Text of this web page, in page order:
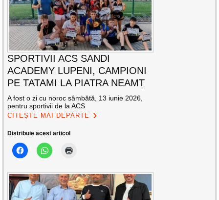
SPORTIVII ACS SANDI
ACADEMY LUPENI, CAMPIONI
PE TATAMI LA PIATRA NEAMȚ
A fost o zi cu noroc sâmbătă, 13 iunie 2026,
pentru sportivii de la ACS
CITEȘTE MAI DEPARTE
Distribuie acest articol